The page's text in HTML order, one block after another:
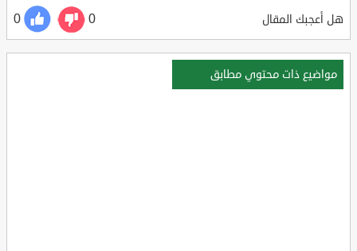
هل أعجبك المقال 0
0
مواضيع ذات محتوي مطابق